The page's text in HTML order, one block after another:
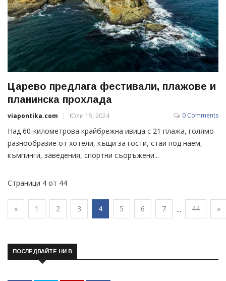
Царево предлага фестивали, плажове и
планинска прохлада
viapontika.com Юли 15, 2024 0 Comments
Над 60-километрова крайбрежна ивица с 21 плажа, голямо
разнообразие от хотели, къщи за гости, стаи под наем,
къмпинги, заведения, спортни съоръжени...
Страници 4 от 44
« 1 2 3 4 5 6 7 ... 44 »
ПОСЛЕДВАЙТЕ НИ В